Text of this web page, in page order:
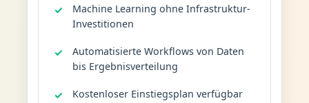
Machine Learning ohne Infrastruktur-
Investitionen
Automatisierte Workflows von Daten
bis Ergebnisverteilung
Kostenloser Einstiegsplan verfügbar